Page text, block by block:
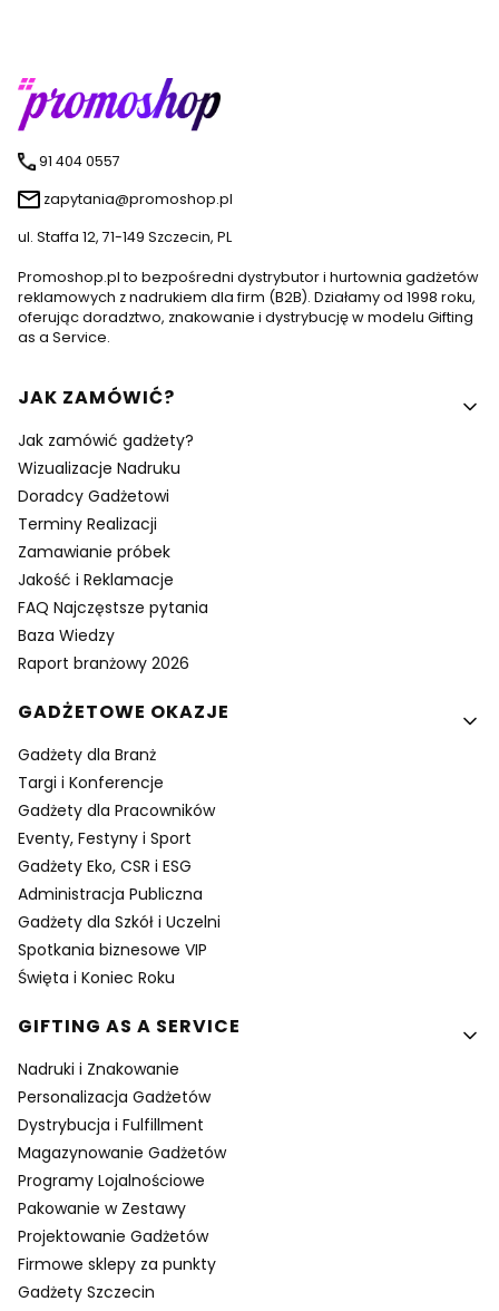
91 404 0557
zapytania@promoshop.pl
ul. Staffa 12, 71-149 Szczecin, PL
Promoshop.pl to bezpośredni dystrybutor i hurtownia gadżetów
reklamowych z nadrukiem dla firm (B2B). Działamy od 1998 roku,
oferując doradztwo, znakowanie i dystrybucję w modelu Gifting
as a Service.
Linki w stopce
JAK ZAMÓWIĆ?
Jak zamówić gadżety?
Wizualizacje Nadruku
Doradcy Gadżetowi
Terminy Realizacji
Zamawianie próbek
Jakość i Reklamacje
FAQ Najczęstsze pytania
Baza Wiedzy
Raport branżowy 2026
GADŻETOWE OKAZJE
Gadżety dla Branż
Targi i Konferencje
Gadżety dla Pracowników
Eventy, Festyny i Sport
Gadżety Eko, CSR i ESG
Administracja Publiczna
Gadżety dla Szkół i Uczelni
Spotkania biznesowe VIP
Święta i Koniec Roku
GIFTING AS A SERVICE
Nadruki i Znakowanie
Personalizacja Gadżetów
Dystrybucja i Fulfillment
Magazynowanie Gadżetów
Programy Lojalnościowe
Pakowanie w Zestawy
Projektowanie Gadżetów
Firmowe sklepy za punkty
Gadżety Szczecin